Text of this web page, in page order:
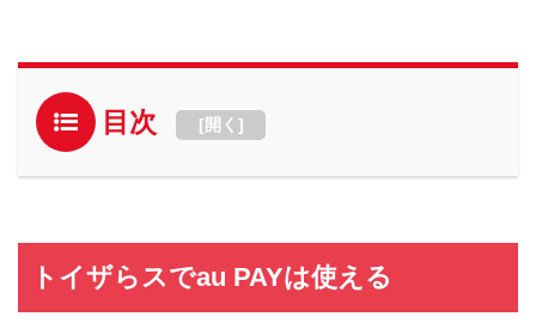
目次 [開く ]
トイザらスでau PAYは使える